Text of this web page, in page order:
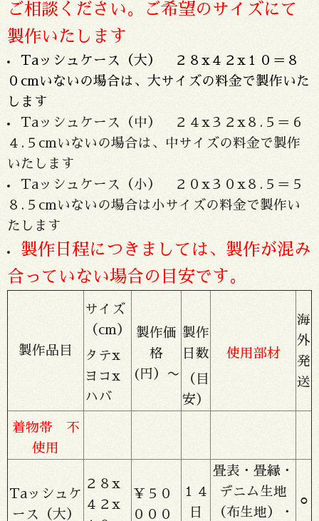
ご相談ください。ご希望のサイズにて
製作いたします
Taッシュケース（大） ２８x４２x１０＝８
０cmいないの場合は、大サイズの料金で製作いた
します
Taッシュケース（中） ２４x３２x８.５＝６
４.５cm いないの場合は、中サイズの料金で製作
いたします
Taッシュケース（小） ２０x３０x８.５＝５
８.５cmいないの場合は小サイズの料金で製作い
たします
製作日程につきましては、製作が混み
合っていない場合の目安です。
製作品目
サイズ
（cm）
タテx
ヨコx
ハバ
製作価
格
(円）〜
製作
日数
（目
安）
使用部材
海
外
発
送
着物帯 不
使用
Taッシュケ
ース（大）
２８x
４２x
￥５０
０００
１４
日
畳表・畳縁・
デニム生地
（布生地）・
⚪︎